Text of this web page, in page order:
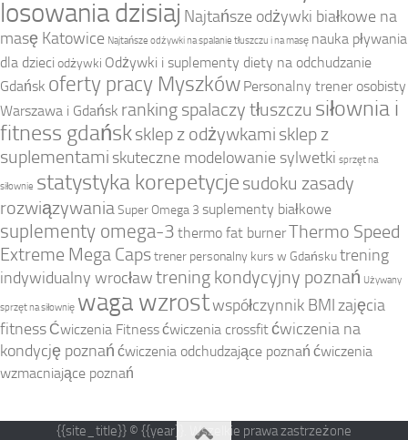
losowania dzisiaj Najtańsze odżywki białkowe na
masę Katowice Najtańsze odżywki na spalanie tłuszczu i na masę nauka pływania
dla dzieci odżywki Odżywki i suplementy diety na odchudzanie
Gdańsk oferty pracy Myszków Personalny trener osobisty
Warszawa i Gdańsk ranking spalaczy tłuszczu siłownia i
fitness gdańsksklep z odżywkami sklep z
suplementami skuteczne modelowanie sylwetki sprzęt na
siłownie statystyka korepetycje sudoku zasady
rozwiązywania Super Omega 3 suplementy białkowe
suplementy omega-3 thermo fat burnerThermo Speed
Extreme Mega Capstrener personalny kurs w Gdańskutrening
indywidualny wrocławtrening kondycyjny poznań Używany
sprzęt na siłownię waga wzrostwspółczynnik BMIzajęcia
fitness Ćwiczenia Fitnessćwiczenia crossfitćwiczenia na
kondycję poznań ćwiczenia odchudzające poznań ćwiczenia
wzmacniające poznań
{{site_title}} © {{year}}. Wszelkie prawa zastrzeżone